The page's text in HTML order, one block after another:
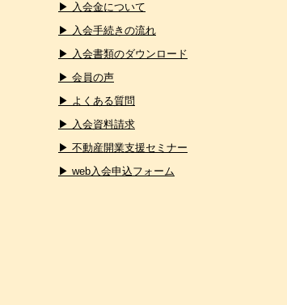
▶ 入会金について
▶ 入会手続きの流れ
▶ 入会書類のダウンロード
▶ 会員の声
▶ よくある質問
▶ 入会資料請求
▶ 不動産開業支援セミナー
▶ web入会申込フォーム